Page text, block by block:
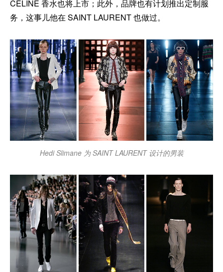
CÉLINE 香水也将上市；此外，品牌也有计划推出定制服
务，这事儿他在 SAINT LAURENT 也做过。
Hedi Slimane 为 SAINT LAURENT 设计的男装